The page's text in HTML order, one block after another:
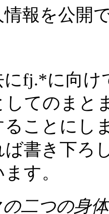
報を公開
にfj.*に向け
してのまと
ることにし
ば書き下ろ
す。
二つの身